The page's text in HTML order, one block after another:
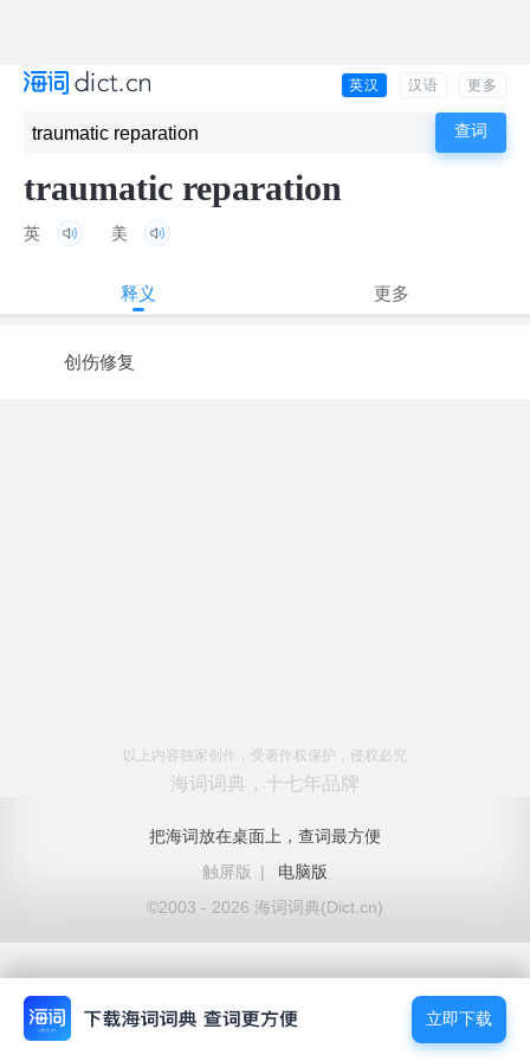
英汉 汉语 更多
traumatic reparation
英 美
释义 更多
创伤修复
以上内容独家创作，受著作权保护，侵权必究
海词词典，十七年品牌
把海词放在桌面上，查词最方便
触屏版
|
电脑版
©2003 - 2026 海词词典(Dict.cn)
立即下载
立即下载